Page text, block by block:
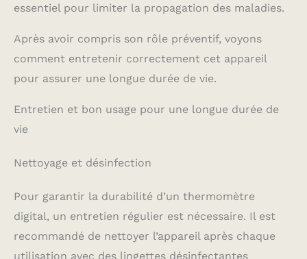
également une garantie
mois à partir de la date
client amical disponible
24 heures sur 7, 7 jours
sur 7 ! N'hésitez pas à
de service client aimable
FACILE À UTILISER : Le
et recommandé par des
pédiatres. Grâce à
l'éclairage d'arrière-plan
de l'écran, les valeurs de
essentiel pour limiter la propagation des maladies.
Après avoir compris son rôle préventif, voyons
comment entretenir correctement cet appareil
pour assurer une longue durée de vie.
Entretien et bon usage pour une longue durée de
vie
Nettoyage et désinfection
Pour garantir la durabilité d’un thermomètre
digital, un entretien régulier est nécessaire. Il est
recommandé de nettoyer l’appareil après chaque
utilisation avec des lingettes désinfectantes